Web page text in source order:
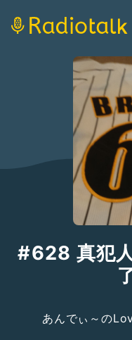
#628 真犯
あんでぃ～の